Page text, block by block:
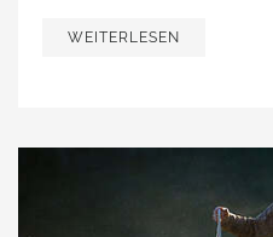
WEITERLESEN